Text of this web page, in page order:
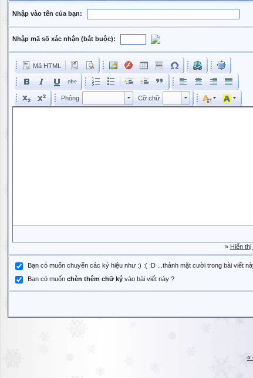
Nhập vào tên của bạn:
Nhập mã số xác nhận (bắt buộc):
Mã HTML
Phông Cỡ chữ Kích cỡ phông
» Hiển
Bạn có muốn chuyển các ký hiệu như :) :( :D ...thành mặt cười trong bài viết
Bạn có muốn chèn thêm chữ ký vào bài viết này ?
«